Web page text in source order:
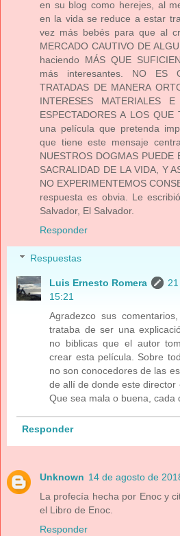
en su blog como herejes, al
en la vida se reduce a estar
vez más bebés para que al
MERCADO CAUTIVO DE
haciendo MÁS QUE
más interesantes. NO ES
TRATADAS DE MANERA
INTERESES MATERIALES
ESPECTADORES A LOS
una película que pretenda
que tiene este mensaje
NUESTROS DOGMAS PUEDE
SACRALIDAD DE LA VIDA, Y
NO EXPERIMENTEMOS
respuesta es obvia. Le
Salvador, El Salvador.
Responder
Respuestas
Luis Ernesto Romera
15:21
Agradezco sus
trataba de ser una
no biblicas que el autor
crear esta película. Sobre
no son conocedores de las
de allí de donde este director
Que sea mala o buena, cada
Responder
Unknown 14 de agosto de
La profecía hecha por Enoc y
el Libro de Enoc.
Responder